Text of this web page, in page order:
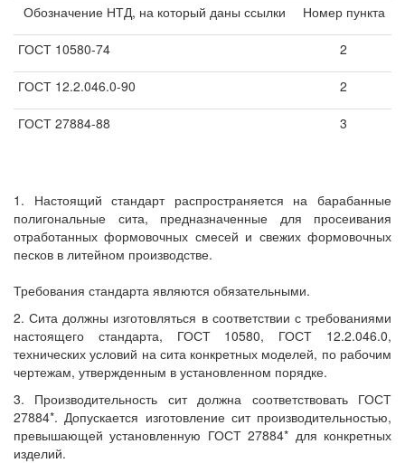
Обозначение НТД, на который даны ссылки
Номер пункта
ГОСТ 10580-74 2
ГОСТ 12.2.046.0-90 2
ГОСТ 27884-88 3
1. Настоящий стандарт распространяется на барабанные
полигональные сита, предназначенные для просеивания
отработанных формовочных смесей и свежих формовочных
песков в литейном производстве.
Требования стандарта являются обязательными.
2. Сита должны изготовляться в соответствии с требованиями
настоящего стандарта, ГОСТ 10580, ГОСТ 12.2.046.0,
технических условий на сита конкретных моделей, по рабочим
чертежам, утвержденным в установленном порядке.
3. Производительность сит должна соответствовать ГОСТ
27884*. Допускается изготовление сит производительностью,
превышающей установленную ГОСТ 27884* для конкретных
изделий.